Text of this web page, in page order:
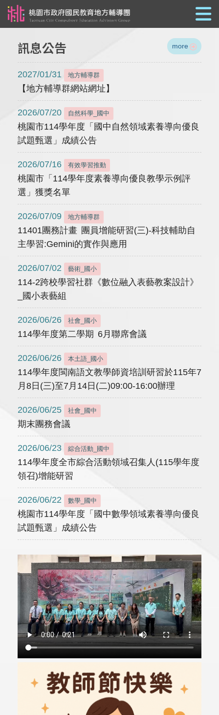
訊息公告 more
2027/01/31 地方輔導群
【地方輔導群網站網址】
2026/07/20 自然科學_國中
桃園市114學年度「國中自然領域素養導向優良
試題甄選」成績公告
2026/07/16 有效學習推動
桃園市「114學年度素養導向優良教學示例評
選」獲獎名單
2026/07/09 地方輔導群
11401團務計畫 團員增能研習(三)-科技輔助自
主學習:Gemini的實作與應用
2026/07/02 藝術_國小
114-2跨校學習社群《數位融入表藝教案設計》
_國小表藝組
2026/06/26 社會_國小
114學年度第二學期 6月聯席會議
2026/06/26 本土語_國小
114學年度閩南語文教學師資培訓研習於115年7
月8日(三)至7月14日(二)09:00-16:00辦理
2026/06/25 社會_國中
期末團務會議
2026/06/23 綜合活動_國中
114學年度全市綜合活動領域召集人(115學年度
領召)增能研習
2026/06/22 數學_國中
桃園市114學年度「國中數學領域素養導向優良
試題甄選」成績公告